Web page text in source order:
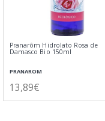
Pranarôm Hidrolato Rosa de
Damasco Bio 150ml
PRANAROM
13,89€